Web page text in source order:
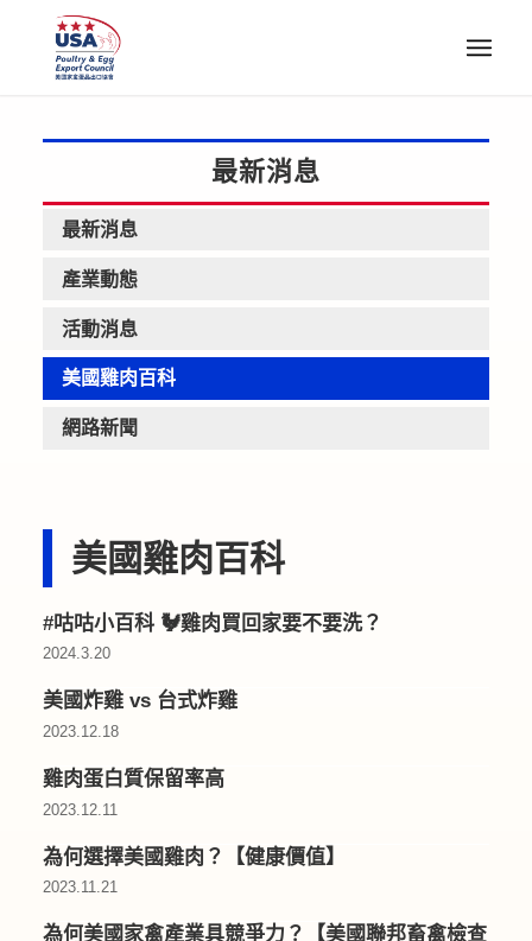
最新消息
最新消息
產業動態
活動消息
美國雞肉百科
網路新聞
美國雞肉百科
#咕咕小百科 🐓雞肉買回家要不要洗？
2024.3.20
美國炸雞 vs 台式炸雞
2023.12.18
雞肉蛋白質保留率高
2023.12.11
為何選擇美國雞肉？【健康價值】
2023.11.21
為何美國家禽產業具競爭力？【美國聯邦畜禽檢查